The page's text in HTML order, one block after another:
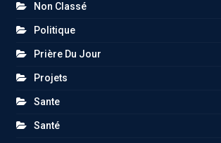
Non Classé
Politique
Prière Du Jour
Projets
Sante
Santé